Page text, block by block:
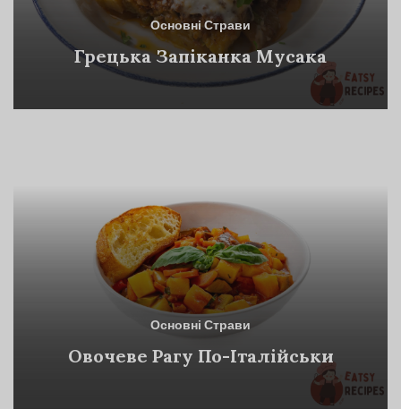
Основні Страви
Грецька Запіканка Мусака
Основні Страви
Овочеве Рагу По-Італійськи